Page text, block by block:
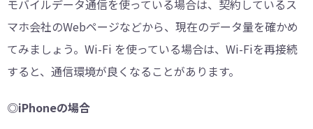
モバイルデータ通信を使っている場合は、契約しているス
マホ会社のWebページなどから、現在のデータ量を確かめ
てみましょう。Wi-Fi を使っている場合は、Wi-Fiを再接続
すると、通信環境が良くなることがあります。
◎iPhoneの場合